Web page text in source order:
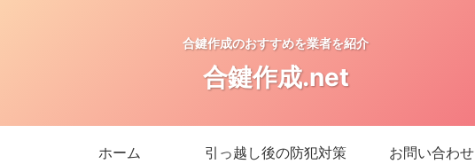
合鍵作成のおすすめを業者を紹介
合鍵作成.net
ホーム 引っ越し後の防犯対策 お問い合わせ